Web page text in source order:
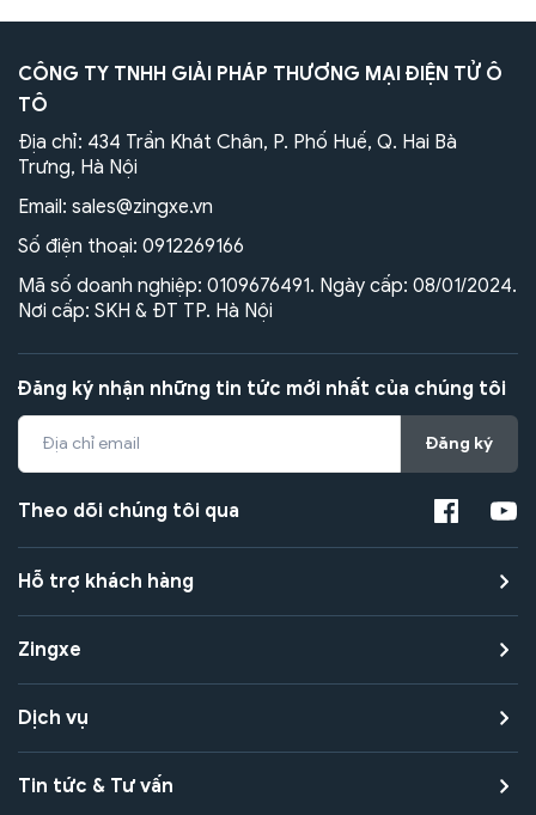
CÔNG TY TNHH GIẢI PHÁP THƯƠNG MẠI ĐIỆN TỬ Ô
TÔ
Địa chỉ: 434 Trần Khát Chân, P. Phố Huế, Q. Hai Bà
Trưng, Hà Nội
Email: sales@zingxe.vn
Số điện thoại: 0912269166
Mã số doanh nghiệp: 0109676491. Ngày cấp: 08/01/2024.
Nơi cấp: SKH & ĐT TP. Hà Nội
Đăng ký nhận những tin tức mới nhất của chúng tôi
Đăng ký
Theo dõi chúng tôi qua
Hỗ trợ khách hàng
Zingxe
Dịch vụ
Tin tức & Tư vấn